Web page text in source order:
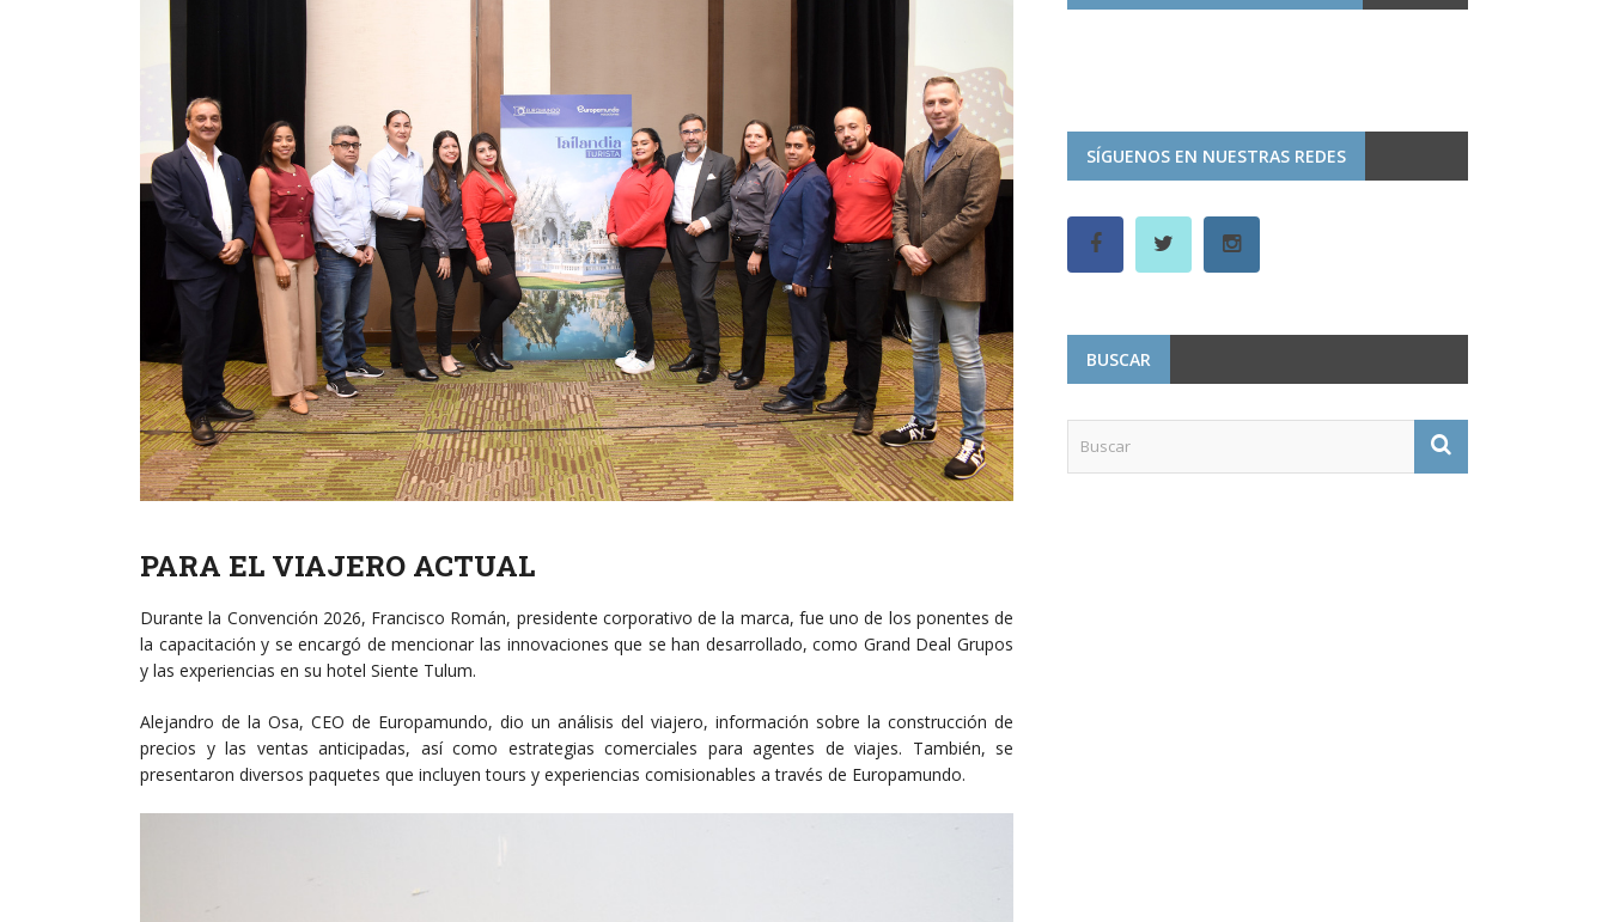
PARA EL VIAJERO ACTUAL
Durante la Convención 2026, Francisco Román, presidente corporativo de la marca, fue uno de los ponentes de
la capacitación y se encargó de mencionar las innovaciones que se han desarrollado, como Grand Deal Grupos
y las experiencias en su hotel Siente Tulum.
Alejandro de la Osa, CEO de Europamundo, dio un análisis del viajero, información sobre la construcción de
precios y las ventas anticipadas, así como estrategias comerciales para agentes de viajes. También, se
presentaron diversos paquetes que incluyen tours y experiencias comisionables a través de Europamundo.
SÍGUENOS EN NUESTRAS REDES
BUSCAR